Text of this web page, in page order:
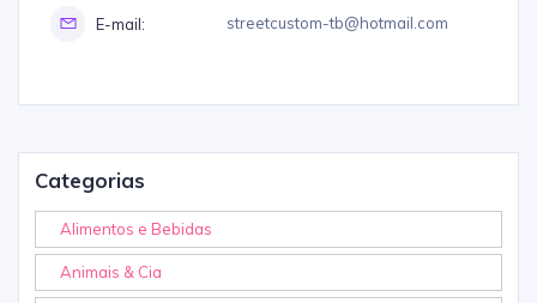
E-mail: streetcustom-tb@hotmail.com
Categorias
Alimentos e Bebidas
Animais & Cia